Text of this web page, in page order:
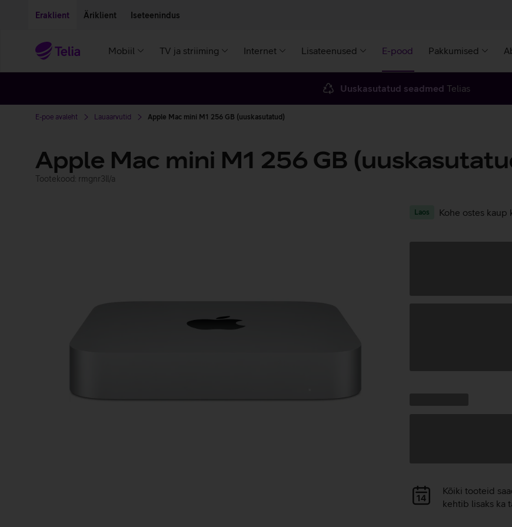
Eraklient Äriklient Iseteenindus
Mobiil TV ja striiming Internet Lisateenused E-pood Pakkumised
Uuskasutatud seadmed Telias
E-poe avaleht Lauaarvutid Apple Mac mini M1 256 GB (uuskasutatud)
Apple Mac mini M1 256 GB
Tootekood: rmgnr3ll/a
Laos Kohe ostes kaup
Andmete
laadimine
Kõiki tooteid
kehtib lisaks ka